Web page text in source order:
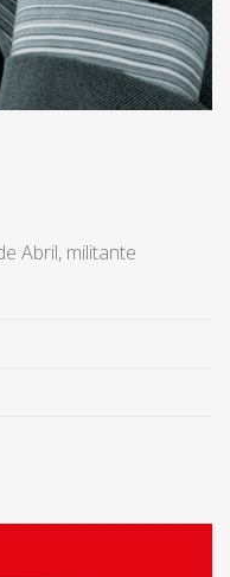
Abril, militante